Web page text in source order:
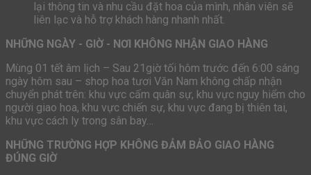
lại thông tin và nhu cầu đặt hoa của mình, nhân viên sẽ
liên lạc và hỗ trợ khách hàng nhanh nhất.
NHỮNG NGÀY - GIỜ - NƠI KHÔNG NHẬN GIAO HÀNG
Mùng 01 tết âm lịch – Sau 21giờ tối hôm trước đến 6:00 sáng
ngày hôm sau – shop hoa tươi Văn Nam không chấp nhận
chuyển phát trên: khu vực cấm quân sự, khu vực nguy hiểm cho
người giao hoa, khu vực chiến sự, khu vực đang bị thiên tai,
khu vực cách ly trong sân bay…
NHỮNG TRƯỜNG HỢP KHÔNG ĐẢM BẢO GIAO HÀNG
ĐÚNG GIỜ